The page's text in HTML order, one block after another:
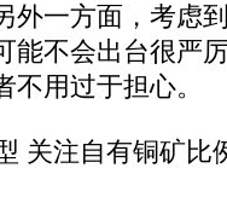
外一方面，考虑
能不会出台很严
用过于担心。
关注自有铜矿比